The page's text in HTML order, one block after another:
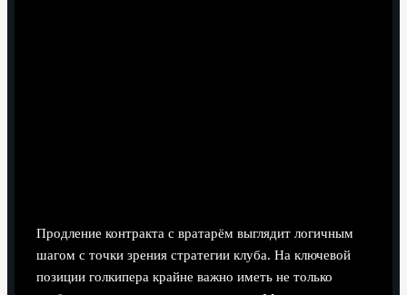
Продление контракта с вратарём выглядит логичным
шагом с точки зрения стратегии клуба. На ключевой
позиции голкипера крайне важно иметь не только